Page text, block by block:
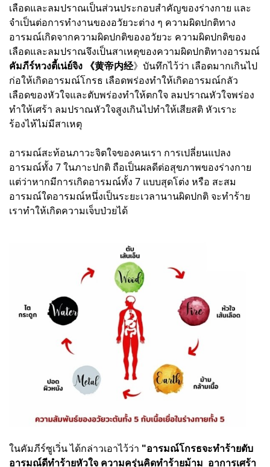
เลือดและลมปราณเป็นส่วนประกอบสำคัญของร่างกาย และ
จำเป็นต่อการทำงานของอวัยวะต่าง ๆ ความผิดปกติทาง
อารมณ์เกิดจากความผิดปกติของอวัยวะ ความผิดปกติของ
เลือดและลมปราณจึงเป็นสาเหตุของความผิดปกติทางอารมณ์
คัมภีร์หวงตี้เน่ย์จิง 《黄帝内经》บันทึกไว้ว่า เลือดมากเกินไป
ก่อให้เกิดอารมณ์โกรธ เลือดพร่องทำให้เกิดอารมณ์กลัว
เลือดของหัวใจและตับพร่องทำให้ตกใจ ลมปราณหัวใจพร่อง
ทำให้เศร้า ลมปราณหัวใจสูงเกินไปทำให้เสียสติ หัวเราะ
ร้องไห้ไม่มีสาเหตุ
อารมณ์สะท้อนภาวะจิตใจของคนเรา การเปลี่ยนแปลง
อารมณ์ทั้ง 7 ในภาะปกติ ถือเป็นผลดีต่อสุขภาพของร่างกาย
แต่ว่าหากมีการเกิดอารมณ์ทั้ง 7 แบบสุดโต่ง หรือ สะสม
อารมณ์ใดอารมณ์หนึ่งเป็นระยะเวลานานผิดปกติ จะทำร้าย
เราทำให้เกิดความเจ็บป่วยได้
ในคัมภีร์ซูเวิ่น ได้กล่าวเอาไว้ว่า "อารมณ์โกรธจะทำร้ายตับ
อารมณ์ดีทำร้ายหัวใจ ความครุ่นคิดทำร้ายม้าม อาการเศร้า